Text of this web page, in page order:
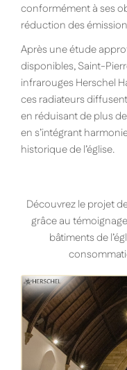
conformément à ses
réduction des
Après une étude
disponibles, Saint-
infrarouges Herschel
ces radiateurs
en réduisant de plus
en s’intégrant
historique de l’église.
Découvrez le projet
grâce au
bâtiments de